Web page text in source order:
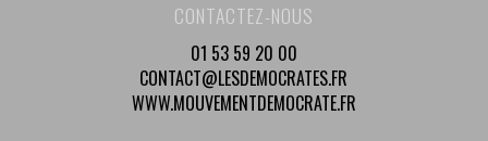
CONTACTEZ-NOUS
01 53 59 20 00
CONTACT@LESDEMOCRATES.FR
WWW.MOUVEMENTDEMOCRATE.FR